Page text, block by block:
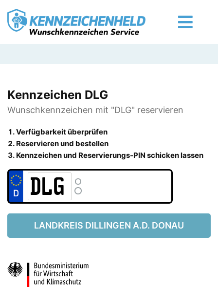
Kennzeichen DLG
Wunschkennzeichen mit "DLG" reservieren
Verfügbarkeit überprüfen
Reservieren und bestellen
Kennzeichen und Reservierungs-PIN schicken lassen
LANDKREIS DILLINGEN A.D. DONAU